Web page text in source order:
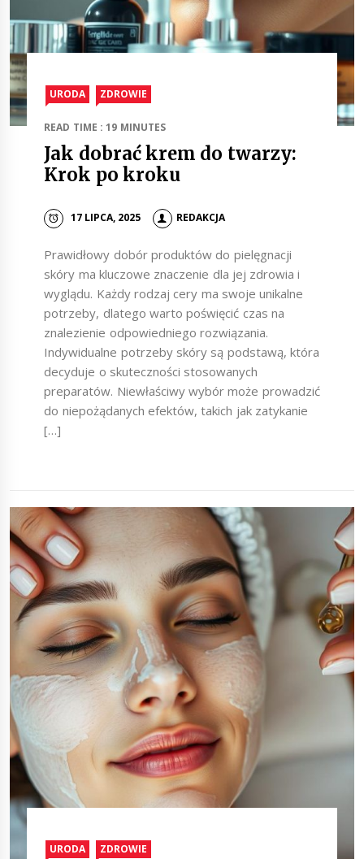
URODA ZDROWIE
READ TIME : 19 MINUTES
Jak dobrać krem do twarzy:
Krok po kroku
17 LIPCA, 2025 REDAKCJA
Prawidłowy dobór produktów do pielęgnacji
skóry ma kluczowe znaczenie dla jej zdrowia i
wyglądu. Każdy rodzaj cery ma swoje unikalne
potrzeby, dlatego warto poświęcić czas na
znalezienie odpowiedniego rozwiązania.
Indywidualne potrzeby skóry są podstawą, która
decyduje o skuteczności stosowanych
preparatów. Niewłaściwy wybór może prowadzić
do niepożądanych efektów, takich jak zatykanie
[…]
URODA ZDROWIE